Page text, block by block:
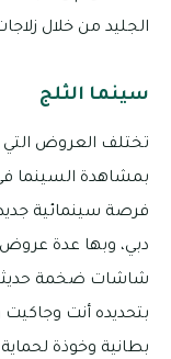
الجليد من خلال
سينما الثلج
تختلف العروض التي
بمشاهدة السينما
فرصة سينمائية
دبي، وبها عدة عروض
شاشات ضخمة حديثة
بتحديده أنت
بطانية وخوذة